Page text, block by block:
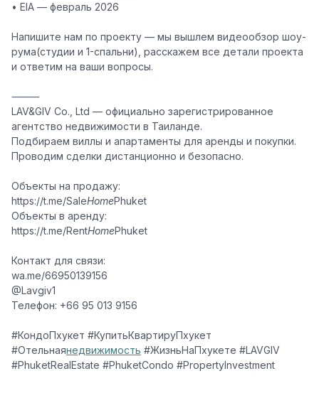
• EIA — февраль 2026
Напишите нам по проекту — мы вышлем видеообзор шоу-
рума(студии и 1-спальни), расскажем все детали проекта
и ответим на ваши вопросы.
⸻
LAV&GIV Co., Ltd — официально зарегистрированное
агентство недвижимости в Таиланде.
Подбираем виллы и апартаменты для аренды и покупки.
Проводим сделки дистанционно и безопасно.
Объекты на продажу:
https://t.me/SaleHomePhuket
Объекты в аренду:
https://t.me/RentHomePhuket
Контакт для связи:
wa.me/66950139156
@Lavgiv1
Телефон: +66 95 013 9156
#КондоПхукет #КупитьКвартируПхукет
#Отельнаянедвижимость #ЖизньНаПхукете #LAVGIV
#PhuketRealEstate #PhuketCondo #PropertyInvestment